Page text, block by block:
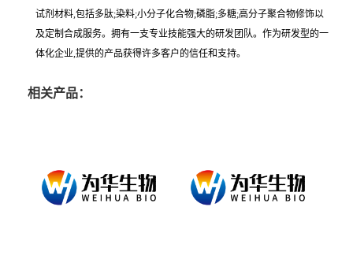
试剂材料,包括多肽;染料;小分子化合物;磷脂;多糖;高分子聚合物修饰以
及定制合成服务。拥有一支专业技能强大的研发团队。作为研发型的一
体化企业,提供的产品获得许多客户的信任和支持。
相关产品：